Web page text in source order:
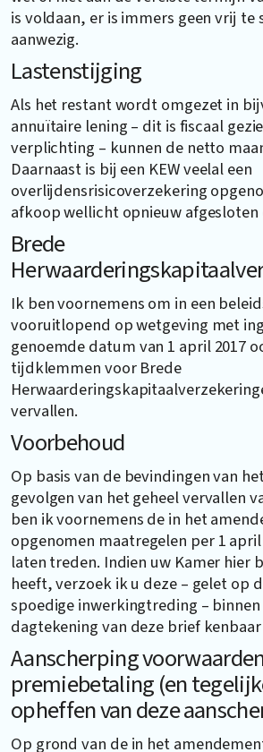
is voldaan, er is immers geen vrij
aanwezig.
Lastenstijging
Als het restant wordt omgezet in
annuïtaire lening – dit is fiscaal
verplichting – kunnen de netto
Daarnaast is bij een KEW veelal een
overlijdensrisicoverzekering
afkoop wellicht opnieuw
Brede
Ik ben voornemens om in een
vooruitlopend op wetgeving met
genoemde datum van 1 april 2017
tijdklemmen voor Brede
vervallen.
Voorbehoud
Op basis van de bevindingen van
gevolgen van het geheel vervallen
ben ik voornemens de in het
opgenomen maatregelen per 1
laten treden. Indien uw Kamer hier
heeft, verzoek ik u deze – gelet op
spoedige inwerkingtreding –
dagtekening van deze brief
Aanscherping
premiebetaling (en
opheffen van deze
Op grond van de in het